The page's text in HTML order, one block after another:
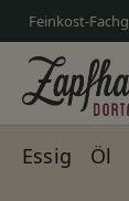
Zur Suche
Zur
Feinkost-
Essig Öl